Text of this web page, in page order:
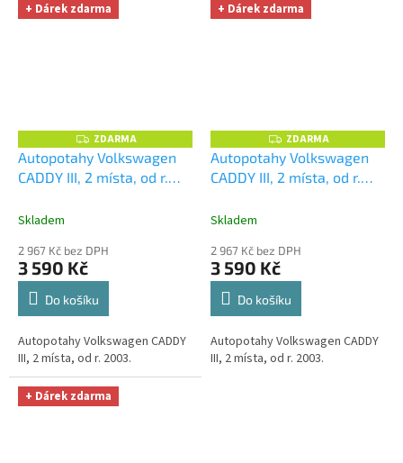
+ Dárek zdarma
Z
D
A
R
ZDARMA
Autopotahy Volkswagen
CADDY III, 2 místa, od r.
žakar audi
velká Smart Microfiber
zdarma v hodnotě 299,-Kč
Skladem
2 967 Kč bez DPH
3 590 Kč
Do košíku
Autopotahy Volkswagen CADDY
III, 2 místa, od r. 2003.
+ Dárek zdarma
Z
D
A
R
ZDARMA
Autopotahy Volkswagen
CADDY III, 2 místa, od r.
žakar červený
mikrovlákna velká Smart
Microfiber zdarma v
hodnotě 299,-Kč
Skladem
2 967 Kč bez DPH
3 590 Kč
Do košíku
Autopotahy Volkswagen CADDY
III, 2 místa, od r. 2003.
+ Dárek zdarma